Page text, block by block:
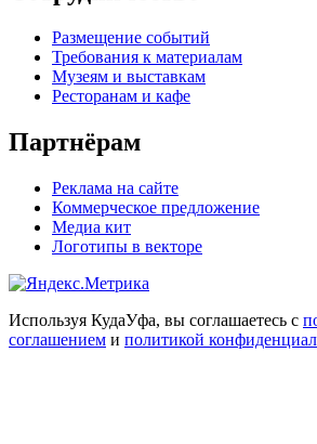
Размещение событий
Требования к материалам
Музеям и выставкам
Ресторанам и кафе
Партнёрам
Реклама на сайте
Коммерческое предложение
Медиа кит
Логотипы в векторе
Используя КудаУфа, вы соглашаетесь с
соглашением и политикой